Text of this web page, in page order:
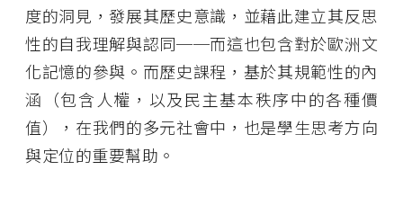
度的洞見，發展其歷史意識，並藉此建立其反思
性的自我理解與認同──而這也包含對於歐洲文
化記憶的參與。而歷史課程，基於其規範性的內
涵（包含人權，以及民主基本秩序中的各種價
值）， 在我們的多元社會中，也是學生思考方向
與定位的重要幫助 。